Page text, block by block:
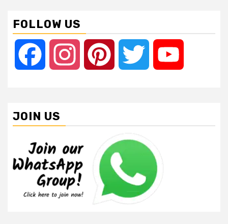
FOLLOW US
Facebook Instagram Pinterest Twitter
JOIN US